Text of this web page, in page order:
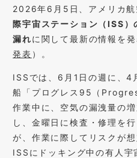
2026年6月5日、アメリカ航
際宇宙ステーション（ISS）
漏れに関して最新の情報を
発表 ）。
ISSでは、6月1日の週に、4
船「プログレス95（
作業中に、空気の漏洩量の
し、金曜日に検査・修理を
が、作業に際してリスクが
ISSにドッキング中の有人宇